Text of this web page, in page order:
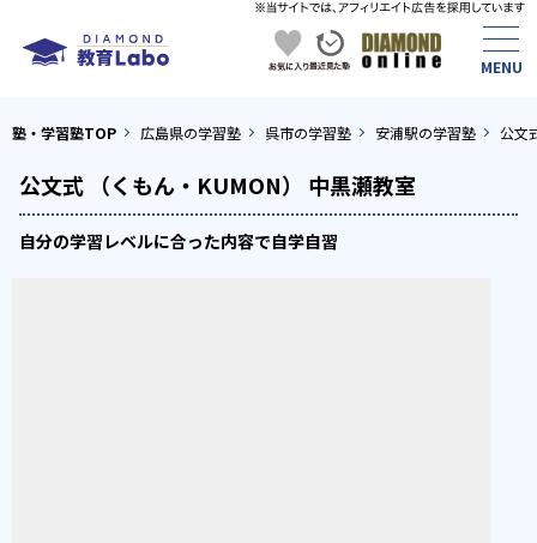
塾・学習塾TOP 広島県の学習塾 呉市の学習塾 安浦駅の学習塾 公文
公文式 （くもん・KUMON） 中黒瀬教室
自分の学習レベルに合った内容で自学自習